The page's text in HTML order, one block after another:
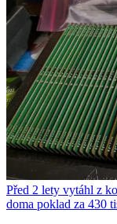
Před 2 lety vytáhl z
doma poklad za 430